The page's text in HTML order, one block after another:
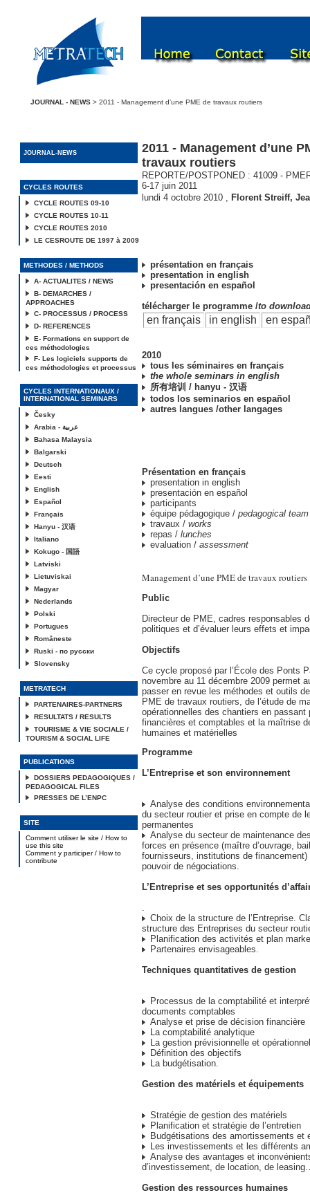
JOURNAL - NEWS > 2011 - Management d’une PME de travaux routiers
JOURNAL-NEWS
CYCLES ROUTES
CYCLE ROUTES 09-10
CYCLE ROUTES 10-11
CYCLE ROUTES 2010
LE CESROUTE DE 1997 à 2009
METHODES / METHODS
A- ACTUALITES / NEWS
B- DEMARCHES /
APPROACHES
C- PROCESSUS / PROCESS
D- REFERENCES
E- Formations en support de
ces méthodologies
F- Les logiciels supports de
ces méthodologies et processus
CYCLES INTERNATIONAUX /
INTERNATIONAL SEMINARS
Česky
Arabia - عربية
Bahasa Malaysia
Balgarski
Deutsch
Eesti
English
Español
Français
Hanyu - 汉语
Italiano
Kokugo - 国語
Latviski
Lietuviskai
Magyar
Nederlands
Polski
Portugues
Româneste
Ruski - по русски
Slovensky
METRATECH
PARTENAIRES-PARTNERS
RESULTATS / RESULTS
TOURISME & VIE SOCIALE /
TOURISM & SOCIAL LIFE
PUBLICATIONS
DOSSIERS PEDAGOGIQUES /
PEDAGOGICAL FILES
PRESSES DE L’ENPC
SITE
Comment utiliser le site / How to
use this site
Comment y participer / How to
contribute
2011 - Management d’une
travaux routiers
REPORTE/POSTPONED : 41009 -
6-17 juin 2011
lundi 4 octobre 2010 , Florent Streiff,
présentation en français
presentation in english
presentación en español
télécharger le programme /to
en français in english en
2010
tous les séminaires en français
the whole seminars in english
所有培训 / hanyu - 汉语
todos los seminarios en español
autres langues /other langages
Présentation en français
presentation in english
presentación en español
participants
équipe pédagogique / pedagogical team
travaux / works
repas / lunches
evaluation / assessment
Management d’une PME de travaux routiers
Public
Directeur de PME, cadres responsables
politiques et d’évaluer leurs effets et
Objectifs
Ce cycle proposé par l’École des Ponts
novembre au 11 décembre 2009 permet
passer en revue les méthodes et outils
PME de travaux routiers, de l’étude de
opérationnelles des chantiers en passant
financières et comptables et la maîtrise
humaines et matérielles
Programme
L’Entreprise et son environnement
Analyse des conditions
du secteur routier et prise en compte de
permanentes
Analyse du secteur de maintenance
forces en présence (maître d’ouvrage,
fournisseurs, institutions de financement)
pouvoir de négociations.
L’Entreprise et ses opportunités
.
Choix de la structure de l’Entreprise.
structure des Entreprises du secteur
Planification des activités et plan
Partenaires envisageables.
Techniques quantitatives de gestion
Processus de la comptabilité et
documents comptables
Analyse et prise de décision financière
La comptabilité analytique
La gestion prévisionnelle et
Définition des objectifs
La budgétisation.
Gestion des matériels et équipements
Stratégie de gestion des matériels
Planification et stratégie de l’entretien
Budgétisations des amortissements et
Les investissements et les différents
Analyse des avantages et
d’investissement, de location, de
Gestion des ressources humaines